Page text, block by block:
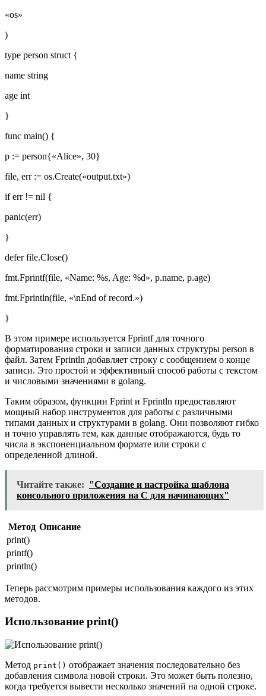
«os»
)
type person struct {
name string
age int
}
func main() {
p := person{«Alice», 30}
file, err := os.Create(«output.txt»)
if err != nil {
panic(err)
}
defer file.Close()
fmt.Fprintf(file, «Name: %s, Age: %d», p.name, p.age)
fmt.Fprintln(file, «\nEnd of record.»)
}
В этом примере используется Fprintf для точного
форматирования строки и записи данных структуры person в
файл. Затем Fprintln добавляет строку с сообщением о конце
записи. Это простой и эффективный способ работы с текстом
и числовыми значениями в golang.
Таким образом, функции Fprint и Fprintln предоставляют
мощный набор инструментов для работы с различными
типами данных и структурами в golang. Они позволяют гибко
и точно управлять тем, как данные отображаются, будь то
числа в экспоненциальном формате или строки с
определенной длиной.
Читайте также: "Создание и настройка шаблона
консольного приложения на C для начинающих"
Метод Описание
print()
printf()
println()
Теперь рассмотрим примеры использования каждого из этих
методов.
Использование print()
Метод print() отображает значения последовательно без
добавления символа новой строки. Это может быть полезно,
когда требуется вывести несколько значений на одной строке.